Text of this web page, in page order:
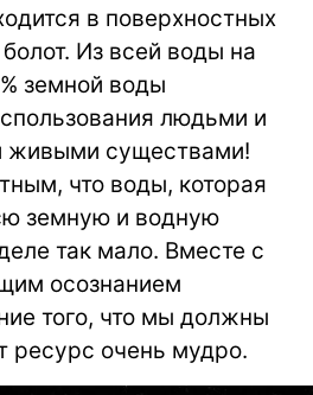
в поверхностных
Из всей воды на
земной воды
людьми и
живыми существами!
что воды, которая
земную и водную
так мало. Вместе с
осознанием
того, что мы должны
ресурс очень мудро.